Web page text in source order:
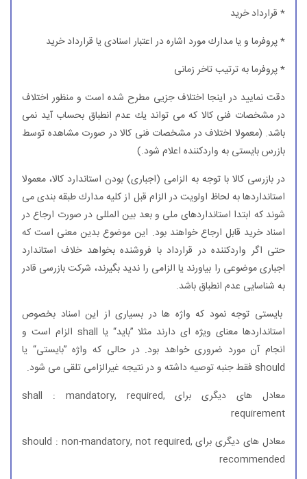
* قرارداد خرید
* پروفرما و یا مدارك مورد اشاره در اعتبار اسنادی یا قرارداد خرید
* پروفرما به ترتیب تاخر زمانی
دقت نمایید در اینجا اختلاف جزیی مطرح شده است و منظور اختلاف
در مشخصات فنی كالا كه می تواند یك عدم انطباق بحساب آید نمی
باشد. (معمولا اختلاف در مشخصات فنی كالا در صورت مشاهده توسط
بازرس بایستی به واردكننده اعلام شود.)
در بازرسی كالا با توجه به الزامی (اجباری) بودن استاندارد كالا، معمولا
استانداردها به لحاظ اولویت در الزام قبل از كلیه مدارك طبقه بندی می
شوند كه ابتدا استانداردهای ملی و بعد بین المللی در صورت ارجاع در
اسناد خرید قابل ارجاع خواهند بود. این موضوع بدین معنی است كه
حتی اگر واردكننده در قرارداد با فروشنده بخواهد خلاف استاندارد
اجباری موضوعی را بیاورند یا الزامی را ندید بگیرند، شركت بازرسی قادر
به شناسایی عدم انطباق باشد.
بایستی توجه نمود كه واژه ها در بسیاری از این اسناد بخصوص
استانداردها معنای ویژه ای دارند مثلا ”باید“ یا shall الزام است و
انجام آن مورد ضروری خواهد بود. در حالی كه واژه ”بایستی“ یا
should فقط جنبه توصیه داشته و در نتیجه غیرالزامی تلقی می شود.
معادل های دیگری برای shall : mandatory, required,
requirement
معادل های دیگری برای should : non-mandatory, not required,
recommended